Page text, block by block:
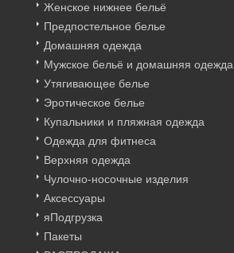
Женское нижнее бельё
Предпостельное белье
Домашняя одежда
Мужское бельё и домашняя одежда
Утягивающее белье
Эротическое белье
Купальники и пляжная одежда
Одежда для фитнеса
Верхняя одежда
Чулочно-носочные изделия
Аксессуары
яПодгрузка
Пакеты